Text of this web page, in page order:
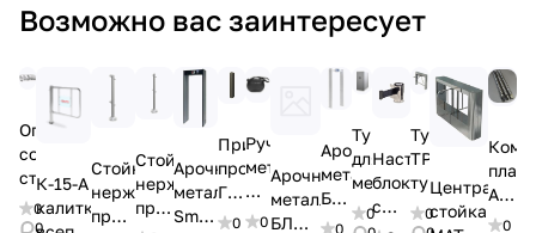
Возможно вас заинтересует
Ограждения
со
стеклом
0
0
К-15-A
калитка
Стойка
нерж.
проходная
Стойка
нерж.
проходная
Арочный
металлодетектор
SmartScan
Приемник
пропусков
ГОБЛИН
Эконом
0
Ручной
металлоискатель
ВМ-911
ПРО
0
Арочный
металлодетектор
БЛОКПОСТ
Арочный
металлодетектор
БЛОКПОСТ
PC
0
Тумба
для
металлодетектора
0
Настенный
блок
с
Турникет
ТРИПОД
тумбовый
0стойка- 0